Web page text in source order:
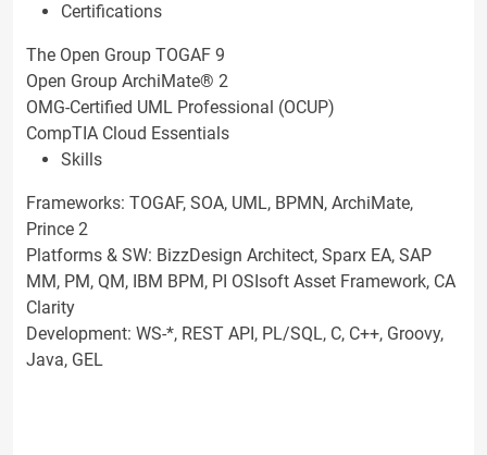
Certifications
The Open Group TOGAF 9
Open Group ArchiMate® 2
OMG-Certified UML Professional (OCUP)
CompTIA Cloud Essentials
Skills
Frameworks: TOGAF, SOA, UML, BPMN, ArchiMate,
Prince 2
Platforms & SW: BizzDesign Architect, Sparx EA, SAP
MM, PM, QM, IBM BPM, PI OSIsoft Asset Framework, CA
Clarity
Development: WS-*, REST API, PL/SQL, C, C++, Groovy,
Java, GEL